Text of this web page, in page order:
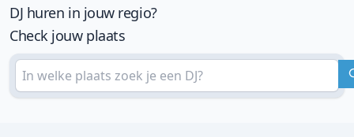
DJ huren in jouw regio?
Check jouw plaats